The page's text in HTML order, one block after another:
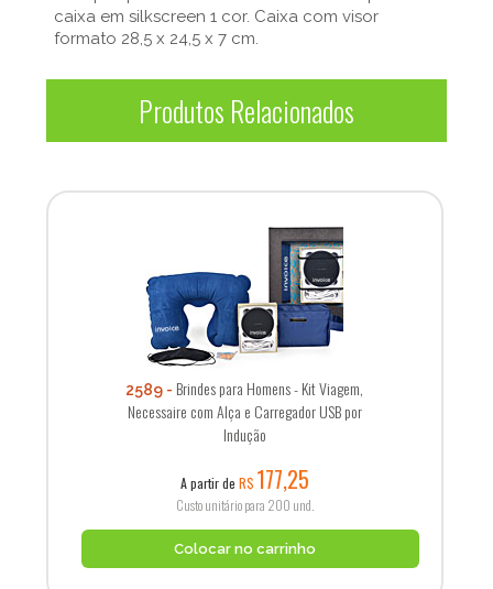
caixa em silkscreen 1 cor. Caixa com visor
formato 28,5 x 24,5 x 7 cm.
Produtos Relacionados
2589
Brindes para Homens - Kit Viagem,
Necessaire com Alça e Carregador USB por
Indução
A partir de R$ 177,25
Custo unitário para 200 und.
Colocar no carrinho